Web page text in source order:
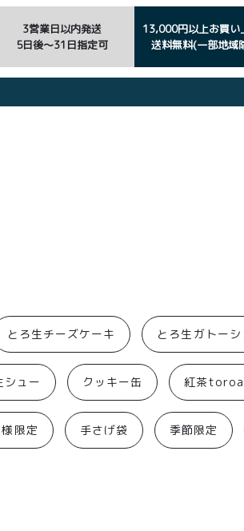
3営業日以内発送
5日後〜31日指定可
13,000円以上お買い
送料無料(一部地域
とろ生チーズケーキ とろ生ガトーシ
シュー クッキー缶 紅茶
限定 手さげ袋 季節限定